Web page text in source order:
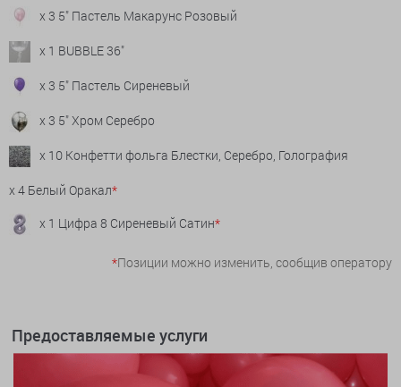
x 3 5" Пастель Макарунс Розовый
x 1 BUBBLE 36"
x 3 5" Пастель Сиреневый
x 3 5" Хром Серебро
x 10 Конфетти фольга Блестки, Серебро, Голография
x 4 Белый Оракал*
x 1 Цифра 8 Сиреневый Сатин*
*Позиции можно изменить, сообщив оператору
Предоставляемые услуги